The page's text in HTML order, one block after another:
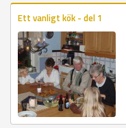
Ett vanligt kök - del 1